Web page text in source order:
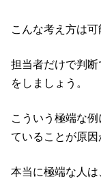
こんな考え方は可
担当者だけで判
をしましょう。
こういう極端な
ていることが原因
本当に極端な人は